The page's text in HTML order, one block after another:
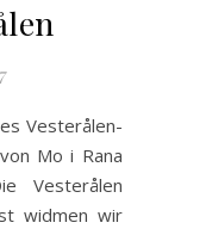
Vesterålen-
Mo i Rana
Vesterålen
widmen wir